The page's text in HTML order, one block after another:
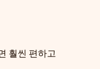
훨씬 편하고